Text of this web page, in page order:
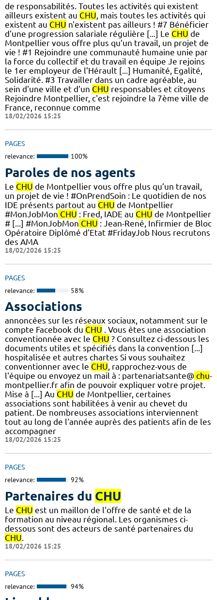
de responsabilités. Toutes les activités qui existent
ailleurs existent au CHU, mais toutes les activités qui
existent au CHU n'existent pas ailleurs ! #7 Bénéficier
d'une progression salariale régulière [...] Le CHU de
Montpellier vous offre plus qu’un travail, un projet de
vie ! #1 Rejoindre une communauté humaine unie par
la force du collectif et du travail en équipe Je rejoins
le 1er employeur de l’Hérault [...] Humanité, Egalité,
Solidarité. #3 Travailler dans un cadre agréable, au
sein d'une ville et d'un CHU responsables et citoyens
Rejoindre Montpellier, c'est rejoindre la 7ème ville de
France, reconnue comme
18/02/2026 15:25
PAGES
relevance: 100%
Paroles de nos agents
Le CHU de Montpellier vous offre plus qu’un travail,
un projet de vie ! #OnPrendSoin : Le quotidien de nos
IDE présents partout au CHU de Montpellier
#MonJobMon CHU : Fred, IADE au CHU de Montpellier
# [...] #MonJobMon CHU : Jean-René, Infirmier de Bloc
Opératoire Diplômé d'Etat #FridayJob Nous recrutons
des AMA
18/02/2026 15:25
PAGES
relevance: 58%
Associations
annoncées sur les réseaux sociaux, notamment sur le
compte Facebook du CHU . Vous êtes une association
conventionnée avec le CHU ? Consultez ci-dessous les
documents utiles et spécifiés dans la convention [...]
hospitalisée et autres chartes Si vous souhaitez
conventionner avec le CHU, rapprochez-vous de
l'équipe ou envoyez un mail à : partenariatsante@ chu-
montpellier.fr afin de pouvoir expliquer votre projet.
Mise à [...] Au CHU de Montpellier, certaines
associations sont habilitées à venir au chevet du
patient. De nombreuses associations interviennent
tout au long de l'année auprès des patients afin de les
accompagner
18/02/2026 15:25
PAGES
relevance: 92%
Partenaires du CHU
Le CHU est un maillon de l'offre de santé et de la
formation au niveau régional. Les organismes ci-
dessous sont des acteurs de santé partenaires du
CHU
18/02/2026 15:25
PAGES
relevance: 94%